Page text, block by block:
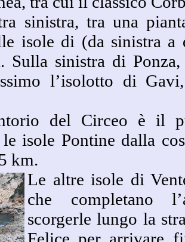
sinistra, tra una
isole di (da sinistra a
Sulla sinistra di
l’isolotto di
del Circeo è il
isole Pontine dalla
km.
Le altre isole di
che completano
scorgerle lungo la